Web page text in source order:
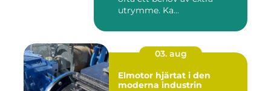
utrymme. Ka...
03. aug
Elmotor hjärtat i den
moderna industrin